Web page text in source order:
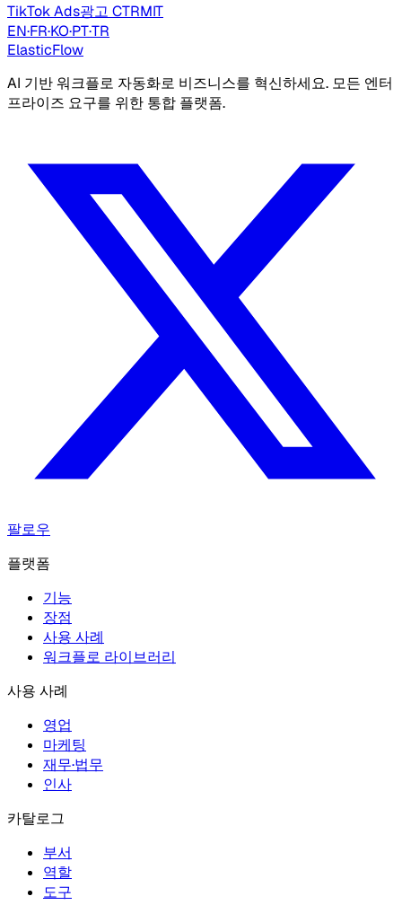
TikTok Ads광고 CTRMIT
EN·FR·KO·PT·TR
ElasticFlow
AI 기반 워크플로 자동화로 비즈니스를 혁신하세요. 모든 엔터
프라이즈 요구를 위한 통합 플랫폼.
팔로우
플랫폼
기능
장점
사용 사례
워크플로 라이브러리
사용 사례
영업
마케팅
재무·법무
인사
카탈로그
부서
역할
도구